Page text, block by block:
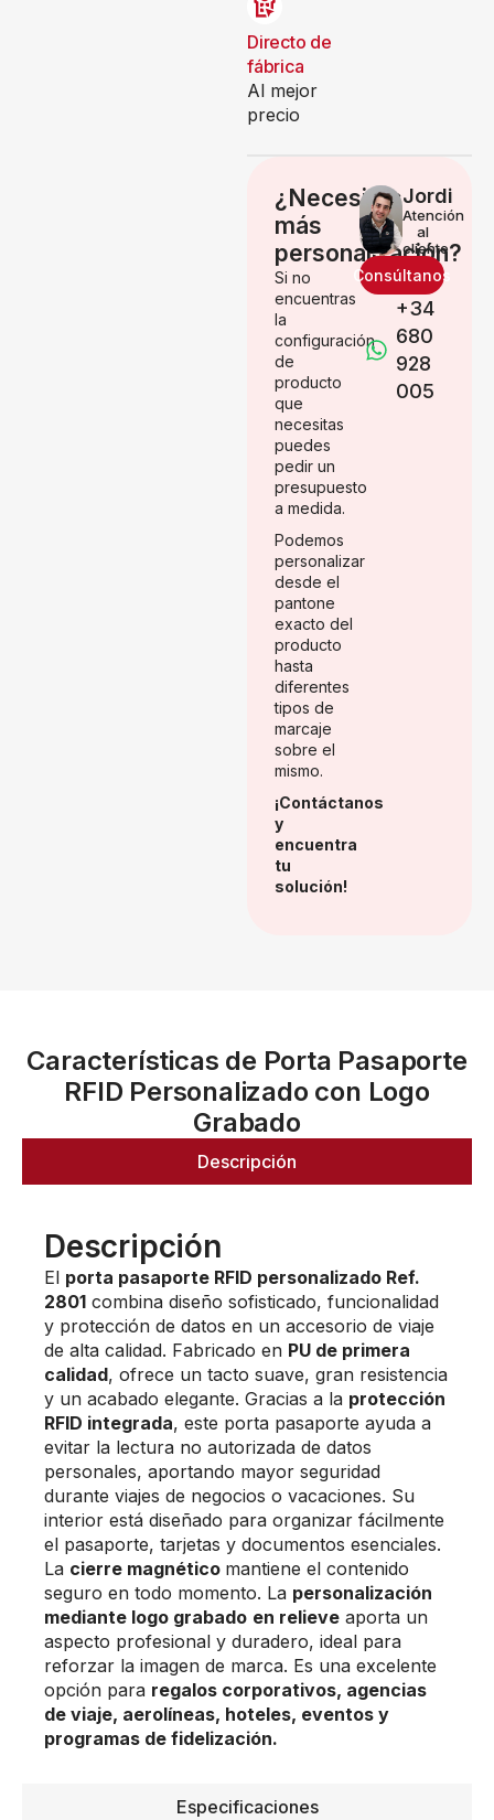
Directo de
fábrica
Al mejor
precio
¿Necesitas
más
personalización?
Si no
encuentras
la
configuración
de
producto
que
necesitas
puedes
pedir un
presupuesto
a medida.
Podemos
personalizar
desde el
pantone
exacto del
producto
hasta
diferentes
tipos de
marcaje
sobre el
mismo.
¡Contáctanos
y
encuentra
tu
solución!
Jordi
Atención
al
cliente
Consúltanos
+34
680
928
005
Características de Porta Pasaporte
RFID Personalizado con Logo
Grabado
Descripción
Especificaciones
Descripción
El porta pasaporte RFID personalizado Ref.
2801 combina diseño sofisticado, funcionalidad
y protección de datos en un accesorio de viaje
de alta calidad. Fabricado en PU de primera
calidad, ofrece un tacto suave, gran resistencia
y un acabado elegante. Gracias a la protección
RFID integrada, este porta pasaporte ayuda a
evitar la lectura no autorizada de datos
personales, aportando mayor seguridad
durante viajes de negocios o vacaciones. Su
interior está diseñado para organizar fácilmente
el pasaporte, tarjetas y documentos esenciales.
La cierre magnético mantiene el contenido
seguro en todo momento. La personalización
mediante logo grabado en relieve aporta un
aspecto profesional y duradero, ideal para
reforzar la imagen de marca. Es una excelente
opción para regalos corporativos, agencias
de viaje, aerolíneas, hoteles, eventos y
programas de fidelización.